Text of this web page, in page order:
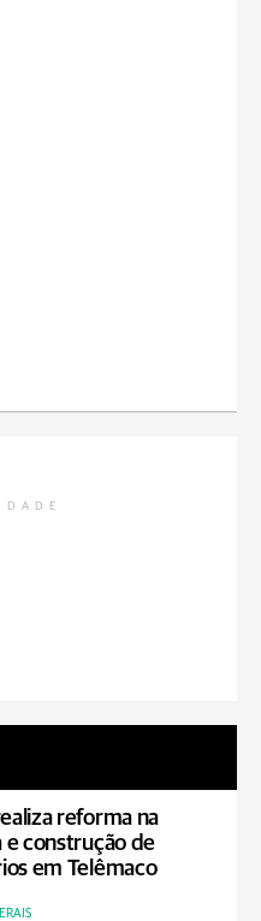
reforma na
e construção de
em Telêmaco